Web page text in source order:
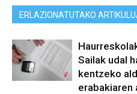
ERLAZIONATUTAKO
Sailak udal
kentzeko
erabakiaren